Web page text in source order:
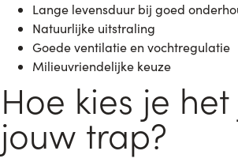
Lange levensduur bij goed
Natuurlijke uitstraling
Goede ventilatie en vochtregulatie
Milieuvriendelijke keuze
Hoe kies je
jouw trap?